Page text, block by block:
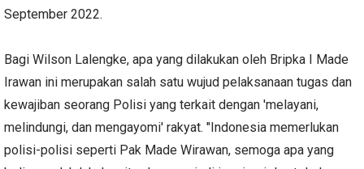
September 2022.
Bagi Wilson Lalengke, apa yang dilakukan oleh Bripka I Made
Irawan ini merupakan salah satu wujud pelaksanaan tugas dan
kewajiban seorang Polisi yang terkait dengan 'melayani,
melindungi, dan mengayomi' rakyat. "Indonesia memerlukan
polisi-polisi seperti Pak Made Wirawan, semoga apa yang